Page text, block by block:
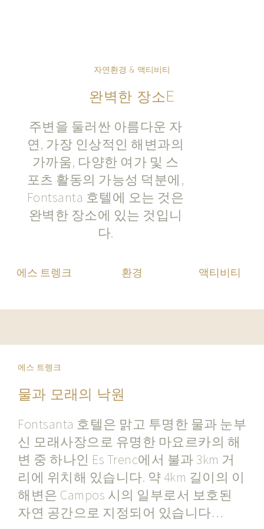
자연환경 & 액티비티
완벽한 장소E
주변을 둘러싼 아름다운 자
연, 가장 인상적인 해변과의
가까움, 다양한 여가 및 스
포츠 활동의 가능성 덕분에,
Fontsanta 호텔에 오는 것은
완벽한 장소에 있는 것입니
다.
에스 트렝크 환경 액티비티
에스 트렝크
물과 모래의 낙원
Fontsanta 호텔은 맑고 투명한 물과 눈부
신 모래사장으로 유명한 마요르카의 해
변 중 하나인 Es Trenc에서 불과 3km 거
리에 위치해 있습니다. 약 4km 길이의 이
해변은 Campos 시의 일부로서 보호된
자연 공간으로 지정되어 있습니다…